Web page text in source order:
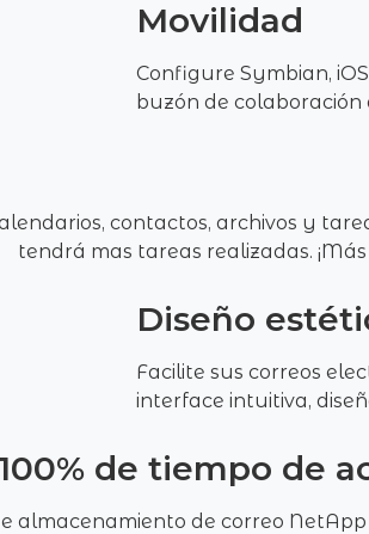
Movilidad
Configure Symbian,
buzón de
contactos, archivos y
tendrá mas tareas realizadas.
Diseño
Facilite sus correos
interface intuitiva,
100% de tiempo de
almacenamiento de correo